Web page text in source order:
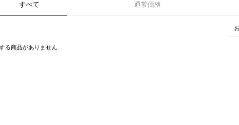
すべて 通常価格
る商品がありません